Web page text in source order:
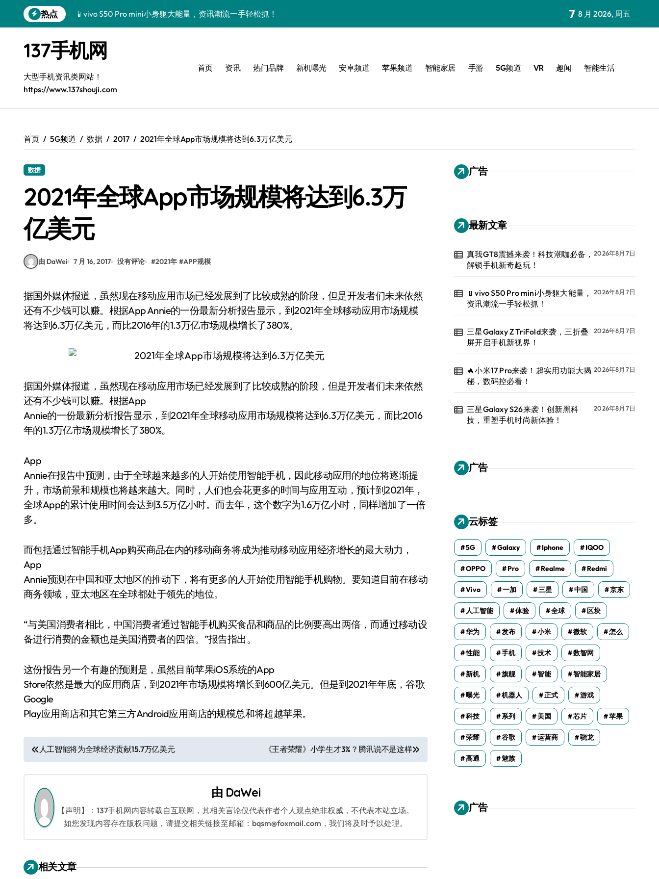
到
热点
📱vivo S50 Pro mini小身躯大能量，资讯潮流一手轻松抓！
🔥小米17 Pro来袭！超实用功能大揭秘，数码控必看！
三星Galaxy S26来袭！创新黑科技，重塑手机时尚新体验！
三星Galaxy Z Fold7抢先探秘！手机管家揭秘超燃新亮点
S25 Ultra颜值炸裂！定制主题潮到没朋友！
S26+颜值暴击！机皇美颜秘籍大公开
真我GT8震撼来袭！科技潮咖必备，解锁手机新奇趣玩！
7 8 月 2026, 周五
137手机网
大型手机资讯类网站！
https://www.137shouji.com
首页 资讯 热门品牌 新机曝光 安卓频道 苹果频道 智能家居 手游 5G频道 VR 趣闻 智能生活
首页 5G频道 数据 2017 2021年全球App市场规模将达到6.3万亿美元
数据
2021年全球App市场规模将达到6.3万
亿美元
由 DaWei 7 月 16, 2017 没有评论 #2021年 #APP规模
据国外媒体报道，虽然现在移动应用市场已经发展到了比较成熟的阶段，但是开发者们未来依然
还有不少钱可以赚。根据App Annie的一份最新分析报告显示，到2021年全球移动应用市场规模
将达到6.3万亿美元，而比2016年的1.3万亿市场规模增长了380%。
据国外媒体报道，虽然现在移动应用市场已经发展到了比较成熟的阶段，但是开发者们未来依然
还有不少钱可以赚。根据App
Annie的一份最新分析报告显示，到2021年全球移动应用市场规模将达到6.3万亿美元，而比2016
年的1.3万亿市场规模增长了380%。
App
Annie在报告中预测，由于全球越来越多的人开始使用智能手机，因此移动应用的地位将逐渐提
升，市场前景和规模也将越来越大。同时，人们也会花更多的时间与应用互动，预计到2021年，
全球App的累计使用时间会达到3.5万亿小时。而去年，这个数字为1.6万亿小时，同样增加了一倍
多。
而包括通过智能手机App购买商品在内的移动商务将成为推动移动应用经济增长的最大动力，
App
Annie预测在中国和亚太地区的推动下，将有更多的人开始使用智能手机购物。要知道目前在移动
商务领域，亚太地区在全球都处于领先的地位。
“与美国消费者相比，中国消费者通过智能手机购买食品和商品的比例要高出两倍，而通过移动设
备进行消费的金额也是美国消费者的四倍。”报告指出。
这份报告另一个有趣的预测是，虽然目前苹果iOS系统的App
Store依然是最大的应用商店，到2021年市场规模将增长到600亿美元。但是到2021年年底，谷歌
Google
Play应用商店和其它第三方Android应用商店的规模总和将超越苹果。
文
章
导
航
人工智能将为全球经济贡献15.7万亿美元 《王者荣耀》小学生才3%？腾讯说不是这样
由 DaWei
【声明】：137手机网内容转载自互联网，其相关言论仅代表作者个人观点绝非权威，不代表本站立场。
如您发现内容存在版权问题，请提交相关链接至邮箱：bqsm@foxmail.com，我们将及时予以处理。
相关文章
广告
最新文章
真我GT8震撼来袭！科技潮咖必备，
解锁手机新奇趣玩！
2026年8月7日
📱vivo S50 Pro mini小身躯大能量，
资讯潮流一手轻松抓！
2026年8月7日
三星Galaxy Z TriFold来袭，三折叠
屏开启手机新视界！
2026年8月7日
🔥小米17 Pro来袭！超实用功能大揭
秘，数码控必看！
2026年8月7日
三星Galaxy S26来袭！创新黑科
技，重塑手机时尚新体验！
2026年8月7日
广告
云标签
5G Galaxy Iphone IQOO
OPPO Pro Realme Redmi
Vivo 一加 三星 中国 京东
人工智能 体验 全球 区块
华为 发布 小米 微软 怎么
性能 手机 技术 数智网
新机 旗舰 智能 智能家居
曝光 机器人 正式 游戏
科技 系列 美国 芯片 苹果
荣耀 谷歌 运营商 骁龙
高通 魅族
广告